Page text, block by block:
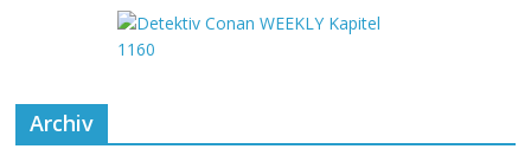
Archiv